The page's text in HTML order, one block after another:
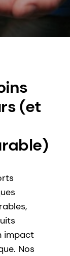
(et
impact
Nos